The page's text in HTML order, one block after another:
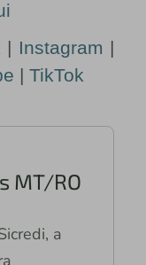
| Instagram |
| TikTok
MT/RO
a